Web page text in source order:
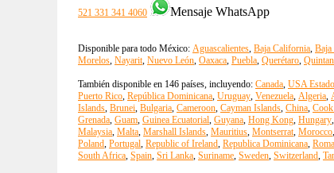
521 331 341 4060 Mensaje WhatsApp
Disponible para todo México: Aguascalientes, Baja California,
Morelos, Nayarit, Nuevo León, Oaxaca, Puebla, Querétaro,
También disponible en 146 países, incluyendo: Canada, USA
Puerto Rico, República Dominicana, Uruguay, Venezuela, Algeria,
Islands, Brunei, Bulgaria, Cameroon, Cayman Islands, China,
Grenada, Guam, Guinea Ecuatorial, Guyana, Hong Kong, Hungary,
Malaysia, Malta, Marshall Islands, Mauritius, Montserrat, Morocco,
Poland, Portugal, Republic of Ireland, Republica Dominicana,
South Africa, Spain, Sri Lanka, Suriname, Sweden, Switzerland,